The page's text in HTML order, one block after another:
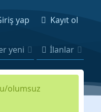
yap Kayıt ol
yeni İlanlar
olumsuz